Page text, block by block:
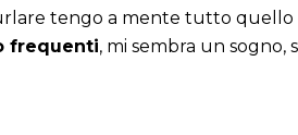
tengo a mente tutto
frequenti, mi sembra un